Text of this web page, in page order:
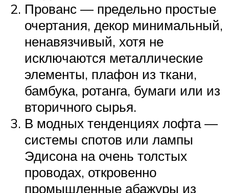
Прованс — предельно простые
очертания, декор минимальный,
ненавязчивый, хотя не
исключаются металлические
элементы, плафон из ткани,
бамбука, ротанга, бумаги или из
вторичного сырья.
В модных тенденциях лофта —
системы спотов или лампы
Эдисона на очень толстых
проводах, откровенно
промышленные абажуры из